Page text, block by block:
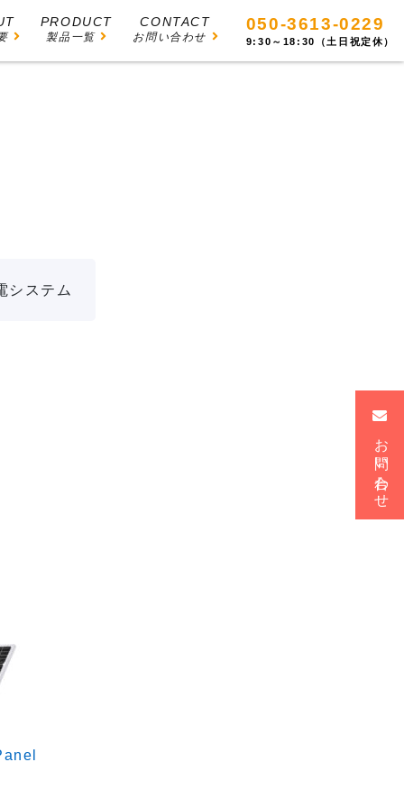
PRODUCT
製品一覧
CONTACT
お問い合わせ
050-3613-0229
9:30～18:30（土日祝定休）
お問い合わせ
システム